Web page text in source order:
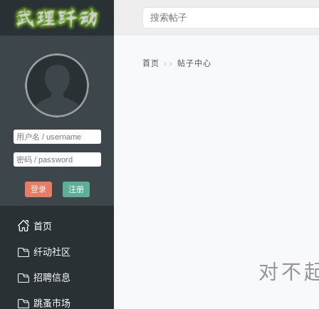
登录 注册
首页
纤动社区
招聘信息
跳蚤市场
首页 帖子中心
对不